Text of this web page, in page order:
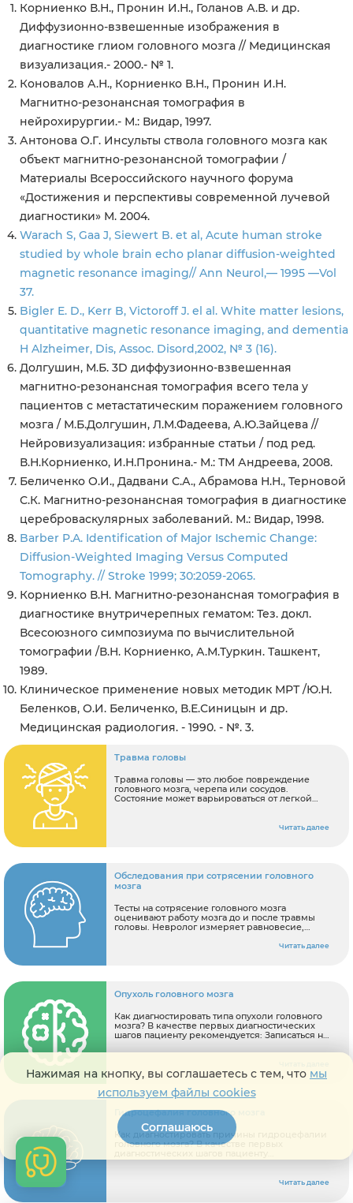
Корниенко В.Н., Пронин И.Н., Голанов А.В. и др.
Диффузионно-взвешенные изображения в
диагностике глиом головного мозга // Медицинская
визуализация.- 2000.- № 1.
Коновалов А.Н., Корниенко В.Н., Пронин И.Н.
Магнитно-резонансная томография в
нейрохирургии.- М.: Видар, 1997.
Антонова О.Г. Инсульты ствола головного мозга как
объект магнитно-резонансной томографии /
Материалы Всероссийского научного форума
«Достижения и перспективы современной лучевой
диагностики» М. 2004.
Warach S, Gaa J, Siewert B. et al, Acute human stroke
studied by whole brain echo planar diffusion-weighted
magnetic resonance imaging// Ann Neurol,— 1995 —Vol
37.
Bigler E. D., Kerr B, Victoroff J. el al. White matter lesions,
quantitative magnetic resonance imaging, and dementia
H Alzheimer, Dis, Assoc. Disord,2002, № 3 (16).
Долгушин, М.Б. 3D диффузионно-взвешенная
магнитно-резонансная томография всего тела у
пациентов с метастатическим поражением головного
мозга / М.Б.Долгушин, Л.М.Фадеева, А.Ю.Зайцева //
Нейровизуализация: избранные статьи / под ред.
В.Н.Корниенко, И.Н.Пронина.- М.: ТМ Андреева, 2008.
Беличенко О.И., Дадвани С.А., Абрамова Н.Н., Терновой
С.К. Магнитно-резонансная томография в диагностике
цереброваскулярных заболеваний. М.: Видар, 1998.
Barber P.A. Identification of Major Ischemic Change:
Diffusion-Weighted Imaging Versus Computed
Tomography. // Stroke 1999; 30:2059-2065.
Корниенко В.Н. Магнитно-резонансная томография в
диагностике внутричерепных гематом: Тез. докл.
Всесоюзного симпозиума по вычислительной
томографии /В.Н. Корниенко, А.М.Туркин. Ташкент,
1989.
Клиническое применение новых методик МРТ /Ю.Н.
Беленков, О.И. Беличенко, В.Е.Синицын и др.
Медицинская радиология. - 1990. - №. 3.
Травма головы
Травма головы — это любое повреждение
головного мозга, черепа или сосудов.
Состояние может варьироваться от легкой
Читать далее
Обследования при сотрясении головного
мозга
Тесты на сотрясение головного мозга
оценивают работу мозга до и после травмы
головы. Невролог измеряет равновесие,
решения проблем, а также внимательность.
Читать далее
Опухоль головного мозга
Как диагностировать типа опухоли головного
мозга? В качестве первых диагностических
шагов пациенту рекомендуется: Записаться на
МРТ головного мозга с контрастом.
Гидроцефалия головного мозга
Как диагностировать причины гидроцефалии
головного мозга? В качестве первых
рекомендуется: Записаться на консультацию к
Читать далее
Нажимая на кнопку, вы соглашаетесь с тем, что мы
используем файлы cookies
Соглашаюсь